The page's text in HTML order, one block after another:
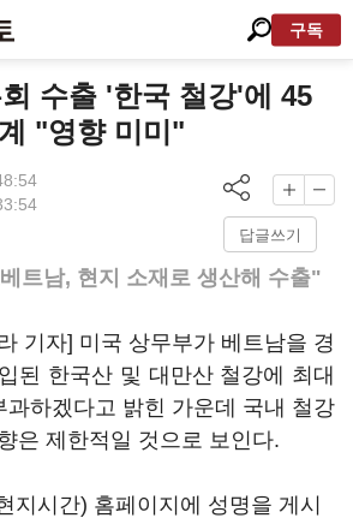
구독
수출 '한국 철강'에 45
"영향 미미"
답글쓰기
트남, 현지 소재로 생산해 수출"
기자] 미국 상무부가 베트남을 경
된 한국산 및 대만산 철강에 최대
과하겠다고 밝힌 가운데 국내 철강
은 제한적일 것으로 보인다.
지시간) 홈페이지에 성명을 게시